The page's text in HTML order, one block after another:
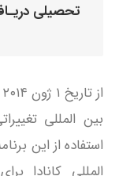
تحصیلی‌
بین المللی
استفاده از این